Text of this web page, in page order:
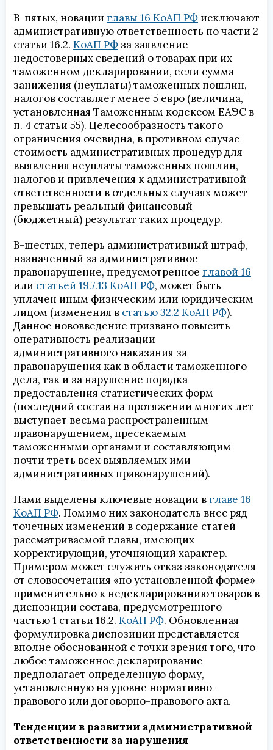
В-пятых, новации главы 16 КоАП РФ исключают
административную ответственность по части 2
статьи 16.2. КоАП РФ за заявление
недостоверных сведений о товарах при их
таможенном декларировании, если сумма
занижения (неуплаты) таможенных пошлин,
налогов составляет менее 5 евро (величина,
установленная Таможенным кодексом ЕАЭС в
п. 4 статьи 55). Целесообразность такого
ограничения очевидна, в противном случае
стоимость административных процедур для
выявления неуплаты таможенных пошлин,
налогов и привлечения к административной
ответственности в отдельных случаях может
превышать реальный финансовый
(бюджетный) результат таких процедур.
В-шестых, теперь административный штраф,
назначенный за административное
правонарушение, предусмотренное главой 16
или статьей 19.7.13 КоАП РФ, может быть
уплачен иным физическим или юридическим
лицом (изменения в статью 32.2 КоАП РФ).
Данное нововведение призвано повысить
оперативность реализации
административного наказания за
правонарушения как в области таможенного
дела, так и за нарушение порядка
предоставления статистических форм
(последний состав на протяжении многих лет
выступает весьма распространенным
правонарушением, пресекаемым
таможенными органами и составляющим
почти треть всех выявляемых ими
административных правонарушений).
Нами выделены ключевые новации в главе 16
КоАП РФ. Помимо них законодатель внес ряд
точечных изменений в содержание статей
рассматриваемой главы, имеющих
корректирующий, уточняющий характер.
Примером может служить отказ законодателя
от словосочетания «по установленной форме»
применительно к недекларированию товаров в
диспозиции состава, предусмотренного
частью 1 статьи 16.2. КоАП РФ. Обновленная
формулировка диспозиции представляется
вполне обоснованной с точки зрения того, что
любое таможенное декларирование
предполагает определенную форму,
установленную на уровне нормативно-
правового или договорно-правового акта.
Тенденции в развитии административной
ответственности за нарушения